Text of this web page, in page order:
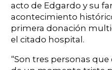
acto de Edgardo y su
acontecimiento
primera donación
el citado hospital.
“Son tres personas